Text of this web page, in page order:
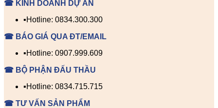
☎ KINH DOANH DỰ ÁN
▪️Hotline: 0834.300.300
☎ BÁO GIÁ QUA ĐT/EMAIL
▪️Hotline: 0907.999.609
☎ BỘ PHẬN ĐẤU THẦU
▪️Hotline: 0834.715.715
☎ TƯ VẤN SẢN PHẨM